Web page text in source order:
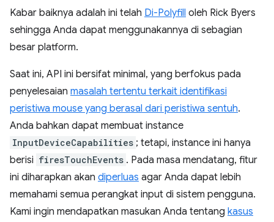
Kabar baiknya adalah ini telah Di-Polyfill oleh Rick Byers
sehingga Anda dapat menggunakannya di sebagian
besar platform.
Saat ini, API ini bersifat minimal, yang berfokus pada
penyelesaian masalah tertentu terkait identifikasi
peristiwa mouse yang berasal dari peristiwa sentuh.
Anda bahkan dapat membuat instance
InputDeviceCapabilities ; tetapi, instance ini hanya
berisi firesTouchEvents . Pada masa mendatang, fitur
ini diharapkan akan diperluas agar Anda dapat lebih
memahami semua perangkat input di sistem pengguna.
Kami ingin mendapatkan masukan Anda tentang kasus